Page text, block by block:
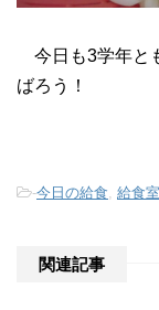
今日も3学年と
ばろう！
-今日の給食, 給食
関連記事